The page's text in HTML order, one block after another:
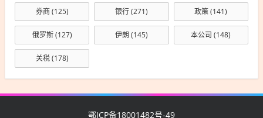
券商(125) 银行(271) 政策(141)
俄罗斯(127) 伊朗 (145) 本公司 (148)
关税(178)
鄂ICP备18001482号-49